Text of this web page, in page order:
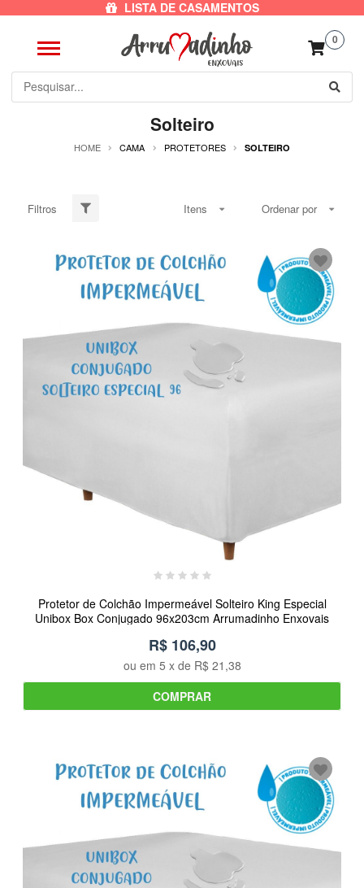
LISTA DE CASAMENTOS
0
Solteiro
HOME CAMA PROTETORES SOLTEIRO
Filtros Itens Ordenar por
Protetor de Colchão Impermeável Solteiro King Especial
Unibox Box Conjugado 96x203cm Arrumadinho Enxovais
R$ 106,90
ou em 5 x de R$ 21,38
COMPRAR